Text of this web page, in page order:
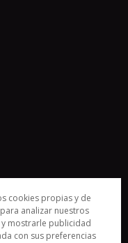
cookies propias y de
analizar nuestros
y mostrarle publicidad
con sus preferencias